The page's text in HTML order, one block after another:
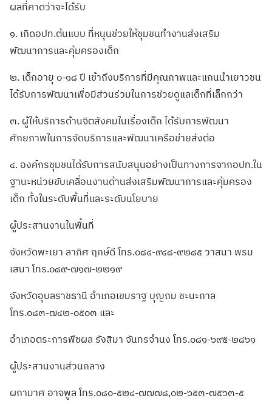
ผลที่คาดว่าจะได้รับ
๑. เกิดอปท.ต้นแบบ ที่หนุนช่วยให้ชุมชนทำงานส่งเสริม
พัฒนาการและคุ้มครองเด็ก
๒. เด็กอายุ ๐-๑๘ ปี เข้าถึงบริการที่มีคุณภาพและแกนนำเยาวชน
ได้รับการพัฒนาเพื่อมีส่วนร่วมในการช่วยดูแลเด็กที่เล็กกว่า
๓. ผู้ให้บริการด้านจิตสังคมในเรื่องเด็ก ได้รับการพัฒนา
ศักยภาพในการจัดบริการและพัฒนาเครือข่ายส่งต่อ
๔. องค์กรชุมชนได้รับการสนับสนุนอย่างเป็นทางการจากอปท.ใน
ฐานะหน่วยขับเคลื่อนงานด้านส่งเสริมพัฒนาการและคุ้มครอง
เด็ก ทั้งในระดับพื้นที่และระดับนโยบาย
ผู้ประสานงานในพื้นที่
จังหวัดพะเยา ลาภิศ ฤกษ์ดี โทร.๐๘๔-๙๔๘-๙๒๘๕ วาสนา พรม
เสนา โทร.๐๘๙-๗๑๗-๒๒๑๙
จังหวัดอุบลราชธานี อำเภอเขมราฐ บุญถม ชะนะกาล
โทร.๐๘๓-๗๔๒-๐๕๐๓ และ
อำเภอตระการพืชผล รังสิมา จันทรจำนง โทร.๐๘๑-๖๙๕-๒๘๖๑
ผู้ประสานงานส่วนกลาง
ผกามาศ อาจพูล โทร.๐๘๐-๕๒๔-๗๗๗๘,๐๒-๖๕๓-๗๕๖๓-๕